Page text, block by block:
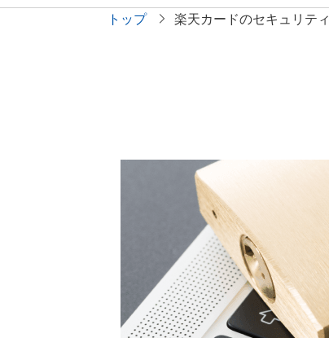
トップ 楽天カードのセキュリティ